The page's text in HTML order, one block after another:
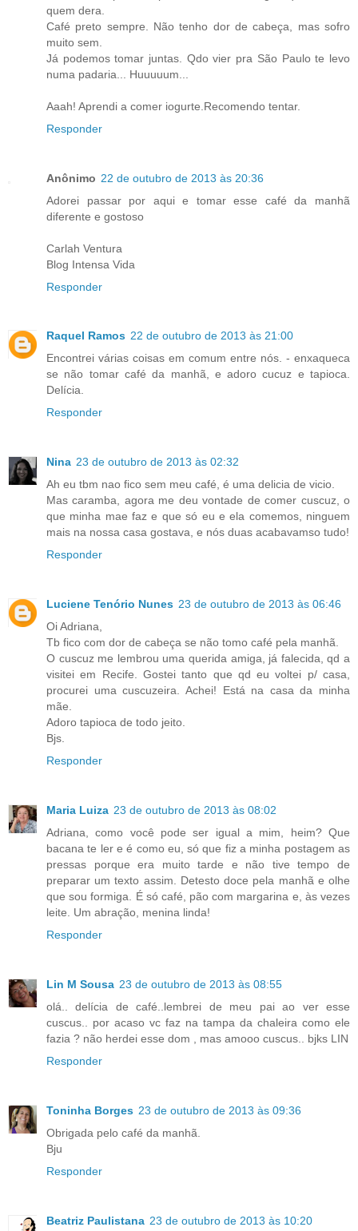
quem dera.
Café preto sempre. Não tenho dor de cabeça, mas sofro
muito sem.
Já podemos tomar juntas. Qdo vier pra São Paulo te levo
numa padaria... Huuuuum...
Aaah! Aprendi a comer iogurte.Recomendo tentar.
Responder
Anônimo 22 de outubro de 2013 às 20:36
Adorei passar por aqui e tomar esse café da manhã
diferente e gostoso
Carlah Ventura
Blog Intensa Vida
Responder
Raquel Ramos 22 de outubro de 2013 às 21:00
Encontrei várias coisas em comum entre nós. - enxaqueca
se não tomar café da manhã, e adoro cucuz e tapioca.
Delícia.
Responder
Nina 23 de outubro de 2013 às 02:32
Ah eu tbm nao fico sem meu café, é uma delicia de vicio.
Mas caramba, agora me deu vontade de comer cuscuz, o
que minha mae faz e que só eu e ela comemos, ninguem
mais na nossa casa gostava, e nós duas acabavamso tudo!
Responder
Luciene Tenório Nunes 23 de outubro de 2013 às 06:46
Oi Adriana,
Tb fico com dor de cabeça se não tomo café pela manhã.
O cuscuz me lembrou uma querida amiga, já falecida, qd a
visitei em Recife. Gostei tanto que qd eu voltei p/ casa,
procurei uma cuscuzeira. Achei! Está na casa da minha
mãe.
Adoro tapioca de todo jeito.
Bjs.
Responder
Maria Luiza 23 de outubro de 2013 às 08:02
Adriana, como você pode ser igual a mim, heim? Que
bacana te ler e é como eu, só que fiz a minha postagem as
pressas porque era muito tarde e não tive tempo de
preparar um texto assim. Detesto doce pela manhã e olhe
que sou formiga. É só café, pão com margarina e, às vezes
leite. Um abração, menina linda!
Responder
Lin M Sousa 23 de outubro de 2013 às 08:55
olá.. delícia de café..lembrei de meu pai ao ver esse
cuscus.. por acaso vc faz na tampa da chaleira como ele
fazia ? não herdei esse dom , mas amooo cuscus.. bjks LIN
Responder
Toninha Borges 23 de outubro de 2013 às 09:36
Obrigada pelo café da manhã.
Bju
Responder
Beatriz Paulistana 23 de outubro de 2013 às 10:20